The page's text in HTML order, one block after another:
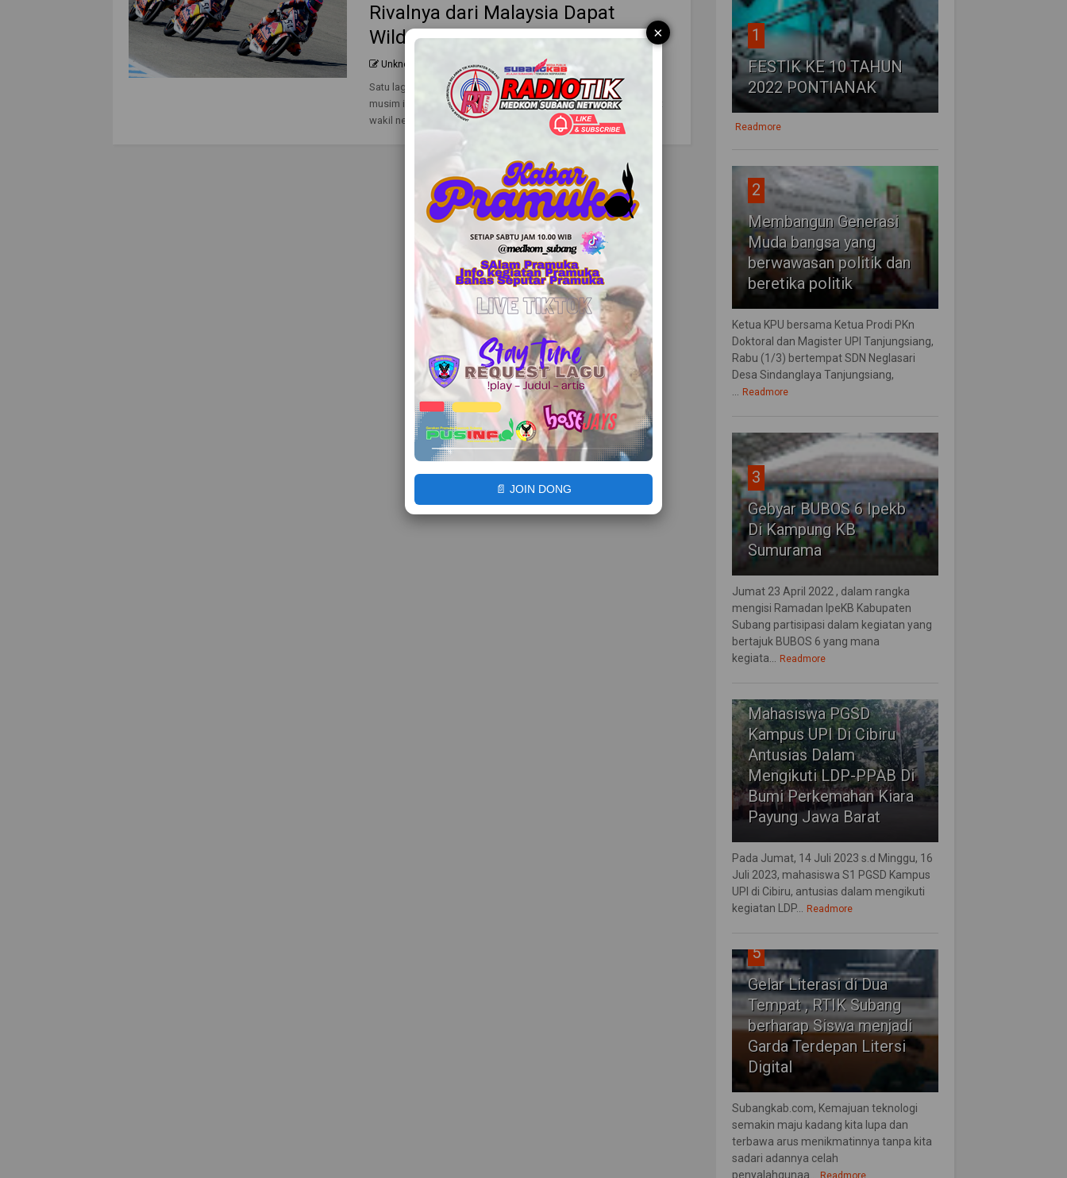
Rivalnya dari Malaysia Dapat
Wildcard Moto3 di Sepang
Unknown Sep 24, 2025
Satu lagi pembalap rookie akan mentas di pagelaran MotoGP
musim ini. Dari Malaysia, publik Negeri Jiran bersiap menyambut
wakil negara setelah sekalia...
Readmore
1
FESTIK KE 10 TAHUN
2022 PONTIANAK
Readmore
2
Membangun Generasi
Muda bangsa yang
berwawasan politik dan
beretika politik
Ketua KPU bersama Ketua Prodi PKn
Doktoral dan Magister UPI Tanjungsiang,
Rabu (1/3) bertempat SDN Neglasari
Desa Sindanglaya Tanjungsiang,
Readmore
3
Gebyar BUBOS 6 Ipekb
Di Kampung KB
Sumurama
Jumat 23 April 2022 , dalam rangka
mengisi Ramadan IpeKB Kabupaten
Subang partisipasi dalam kegiatan yang
bertajuk BUBOS 6 yang mana
kegiata...
Readmore
Mahasiswa PGSD
Kampus UPI Di Cibiru
Antusias Dalam
Mengikuti LDP-PPAB Di
Bumi Perkemahan Kiara
Payung Jawa Barat
Pada Jumat, 14 Juli 2023 s.d Minggu, 16
Juli 2023, mahasiswa S1 PGSD Kampus
UPI di Cibiru, antusias dalam mengikuti
kegiatan LDP...
Readmore
5
Gelar Literasi di Dua
Tempat , RTIK Subang
berharap Siswa menjadi
Garda Terdepan Litersi
Digital
Subangkab.com, Kemajuan teknologi
semakin maju kadang kita lupa dan
terbawa arus menikmatinnya tanpa kita
sadari adannya celah
penyalahgunaa...
Readmore
×
📄 JOIN DONG